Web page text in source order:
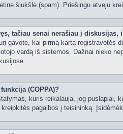
šiukšlė (spam). Priešingu atveju
tačiau senai nerašiau į
gavote, kai pirmą kartą
vardą iš sistemos. Dažnai nieko
(COPPA)?
kuris reikalauja, jog puslapiai,
pagalbos į teisininką.